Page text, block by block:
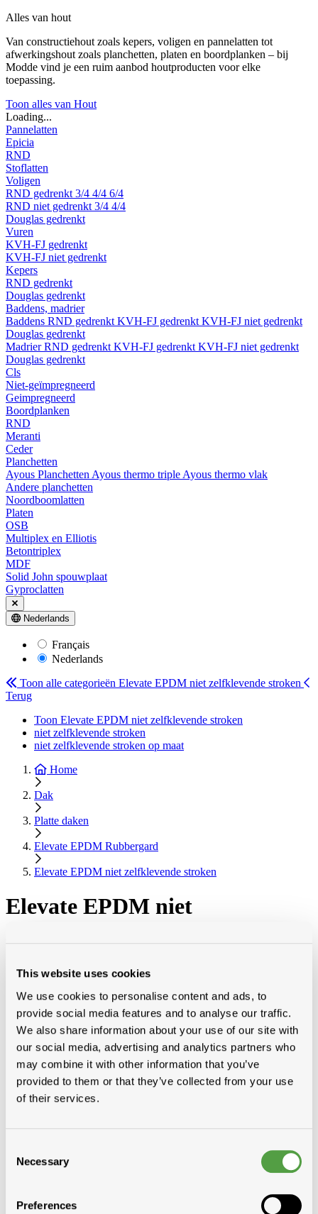
This website uses cookies
We use cookies to personalise content and ads, to
provide social media features and to analyse our traffic.
We also share information about your use of our site with
our social media, advertising and analytics partners who
may combine it with other information that you’ve
provided to them or that they’ve collected from your use
of their services.
Selection
Necessary
Preferences
Alles van hout
Van constructiehout zoals kepers, voligen en pannelatten tot
afwerkingshout zoals planchetten, platen en boordplanken – bij
Modde vind je een ruim aanbod houtproducten voor elke
toepassing.
Toon alles van Hout
Loading...
Pannelatten
Epicia
RND
Stoflatten
Voligen
RND gedrenkt 3/4 4/4 6/4
RND niet gedrenkt 3/4 4/4
Douglas gedrenkt
Vuren
KVH-FJ gedrenkt
KVH-FJ niet gedrenkt
Kepers
RND gedrenkt
Douglas gedrenkt
Baddens, madrier
Baddens RND gedrenkt KVH-FJ gedrenkt KVH-FJ niet gedrenkt
Douglas gedrenkt
MadrierRND gedrenkt KVH-FJ gedrenkt KVH-FJ niet gedrenkt
Douglas gedrenkt
Cls
Niet-geïmpregneerd
Geimpregneerd
Boordplanken
RND
Meranti
Ceder
Planchetten
Ayous Planchetten Ayous thermo triple Ayous thermo vlak
Andere planchetten
Noordboomlatten
Platen
OSB
Multiplex en Elliotis
Betontriplex
MDF
Solid John spouwplaat
Gyproclatten
Nederlands
Français
Nederlands
Toon alle categorieën Elevate EPDM niet zelfklevende stroken
Terug
Toon Elevate EPDM niet zelfklevende stroken
niet zelfklevende stroken
niet zelfklevende stroken op maat
Home
Dak
Platte daken
Elevate EPDM Rubbergard
Elevate EPDM niet zelfklevende stroken
Elevate EPDM niet
Categorieën
Pannen gebakken aarde
Platte daken
Asfalt
Elevate EPDM Rubbergard
Elevate EPDM niet zelfklevende stroken
niet zelfklevende stroken
niet zelfklevende stroken op maat
Elevate EPDM SA zelfklevende stroken
Elevate EPDM Rubbergard rollen
Natuurleien